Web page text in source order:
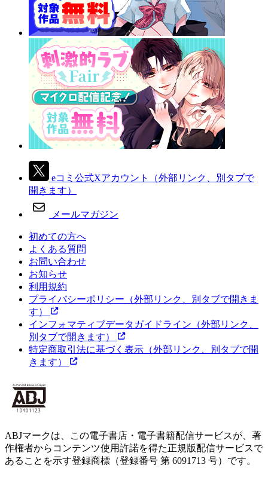
eコミ公式Xアカウント
（外部リンク、別タブで
開きます）
メールマガジン
初めての方へ
よくある質問
お問い合わせ
お知らせ
利用規約
プライバシーポリシー （外部リンク、別タブで開きま
す）
インフォマティブデータガイドライン （外部リンク、
別タブで開きます）
特定商取引法に基づく表示 （外部リンク、別タブで開
きます）
ABJマークは、この電子書店・電子書籍配信サービスが、著
作権者からコンテンツ使用許諾を得た正規版配信サービスで
あることを示す登録商標（登録番号 第 6091713 号）です。